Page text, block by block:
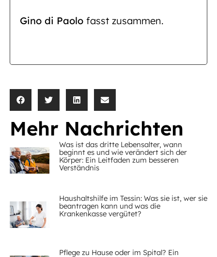
Gino di Paolo fasst zusammen.
Mehr Nachrichten
Was ist das dritte Lebensalter, wann
beginnt es und wie verändert sich der
Körper: Ein Leitfaden zum besseren
Verständnis
Haushaltshilfe im Tessin: Was sie ist, wer sie
beantragen kann und was die
Krankenkasse vergütet?
Pflege zu Hause oder im Spital? Ein